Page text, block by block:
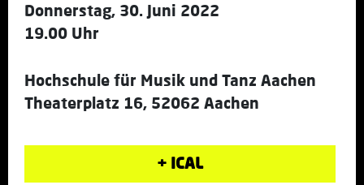
Donnerstag, 30. Juni 2022
19.00 Uhr
Hochschule für Musik und Tanz Aachen
Theaterplatz 16, 52062 Aachen
+ ICAL